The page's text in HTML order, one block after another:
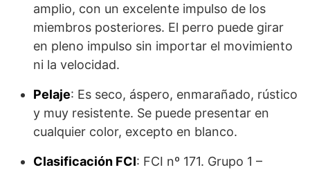
amplio, con un excelente impulso de los
miembros posteriores. El perro puede girar
en pleno impulso sin importar el movimiento
ni la velocidad.
Pelaje: Es seco, áspero, enmarañado, rústico
y muy resistente. Se puede presentar en
cualquier color, excepto en blanco.
Clasificación FCI: FCI nº 171. Grupo 1 –